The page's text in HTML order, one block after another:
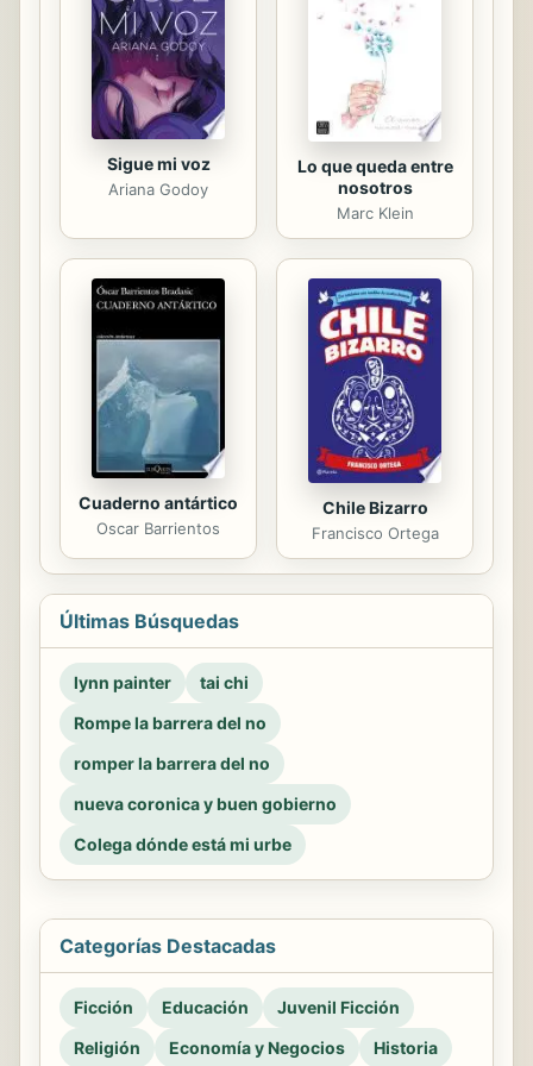
hispanos en la Iglesia de los Estados
Unidos. Arango ofrece una visión
pastoral de la poderosa y dinámica
experiencia de...
Sigue mi voz
Ariana Godoy
Lo que queda entre
nosotros
Marc Klein
Cuaderno antártico
Oscar Barrientos
Chile Bizarro
Francisco Ortega
Últimas Búsquedas
lynn painter
tai chi
Rompe la barrera del no
romper la barrera del no
nueva coronica y buen gobierno
Colega dónde está mi urbe
Categorías Destacadas
Ficción Educación
Juvenil Ficción
Religión
Economía y Negocios Historia